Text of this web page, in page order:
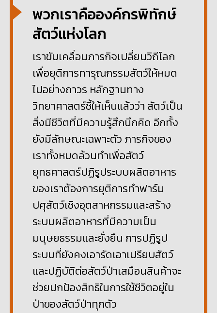
พวกเราคือองค์กรพิทักษ์
สัตว์แห่งโลก
เราขับเคลื่อนภารกิจเปลี่ยนวิถีโลก
เพื่อยุติการทารุณกรรมสัตว์ให้หมด
ไปอย่างถาวร หลักฐานทาง
วิทยาศาสตร์ชี้ให้เห็นแล้วว่า สัตว์เป็น
สิ่งมีชีวิตที่มีความรู้สึกนึกคิด อีกทั้ง
ยังมีลักษณะเฉพาะตัว ภารกิจของ
เราทั้งหมดล้วนทำเพื่อสัตว์
ยุทธศาสตร์ปฏิรูประบบผลิตอาหาร
ของเราต้องการยุติการทำฟาร์ม
ปศุสัตว์เชิงอุตสาหกรรมและสร้าง
ระบบผลิตอาหารที่มีความเป็น
มนุษยธรรมและยั่งยืน การปฏิรูป
ระบบที่ยังคงเอารัดเอาเปรียบสัตว์
และปฏิบัติต่อสัตว์ป่าเสมือนสินค้าจะ
ช่วยปกป้องสิทธิในการใช้ชีวิตอยู่ใน
ป่าของสัตว์ป่าทุกตัว